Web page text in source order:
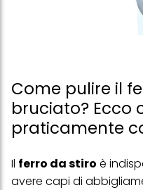
Come pulire il
bruciato? Ecco
praticamente
Il ferro da stiro è
avere capi di